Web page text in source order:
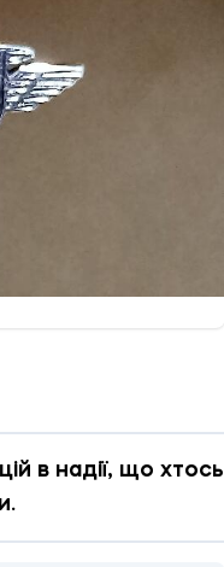
в надії, що хтось